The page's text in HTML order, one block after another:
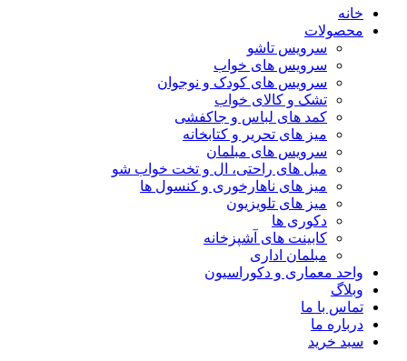
خانه
محصولات
سرویس تاشو
سرویس های خواب
سرویس های کودک و نوجوان
تشک و کالای خواب
کمد های لباس و جاکفشی
میز های تحریر و کتابخانه
سرویس های مبلمان
مبل های راحتی، ال و تخت خواب شو
میز های ناهارخوری و کنسول ها
میز های تلویزیون
دکوری ها
کابینت های آشپزخانه
مبلمان اداری
واحد معماری و دکوراسیون
وبلاگ
تماس با ما
درباره ما
سبد خرید